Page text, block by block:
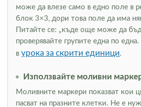
може да влезе само в едно поле в
блок 3×3, дори това поле да има
Питайте се: „къде още може да
проверявайте групите една по
в урока за скрити единици.
Използвайте моливни
Моливните маркери показват кои
пасват на празните клетки. Не е